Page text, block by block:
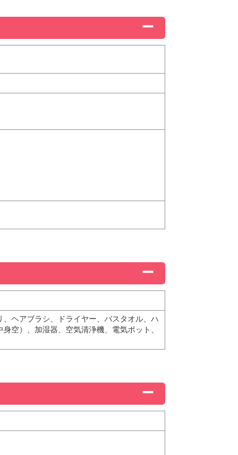
ヘアブラシ、ドライヤー、バスタオル、ハ
空）、加湿器、空気清浄機、電気ポット、